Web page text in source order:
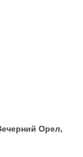
Орел,